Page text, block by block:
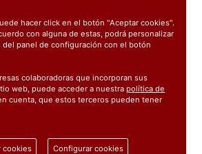
2.52€
C/IVA: 3.05€
hacer click en el botón "Aceptar cookies".
con alguna de estas, podrá personalizar
del panel de configuración con el botón
colaboradoras que incorporan sus
web, puede acceder a nuestrapolítica de
cuenta, que estos terceros pueden tener
cookies Configurar cookies